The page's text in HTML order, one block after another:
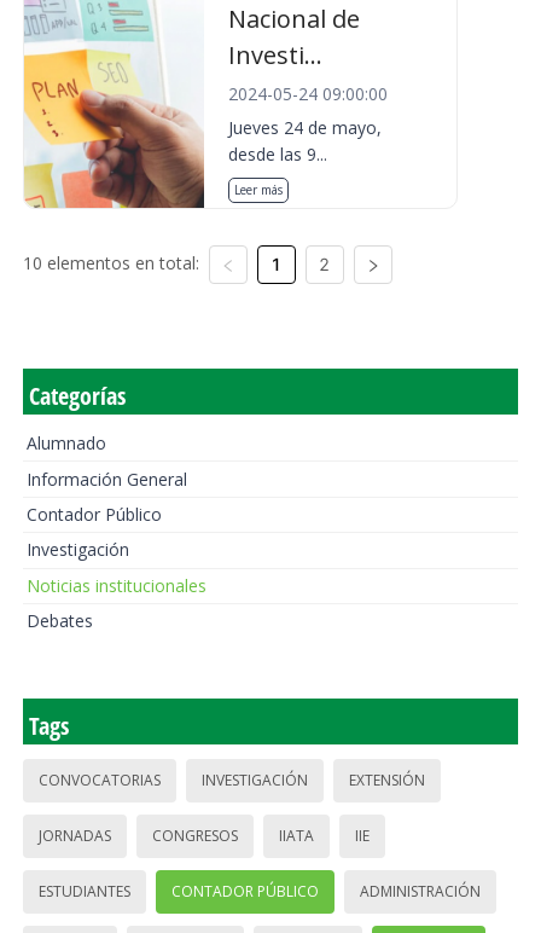
Nacional de
Investi...
2024-05-24 09:00:00
Jueves 24 de mayo,
desde las 9...
Leer más
10 elementos en total: 1 2
Categorías
Alumnado
Información General
Contador Público
Investigación
Noticias institucionales
Debates
Tags
CONVOCATORIAS INVESTIGACIÓN EXTENSIÓN
JORNADAS CONGRESOS IIATA IIE
ESTUDIANTES CONTADOR PÚBLICO ADMINISTRACIÓN